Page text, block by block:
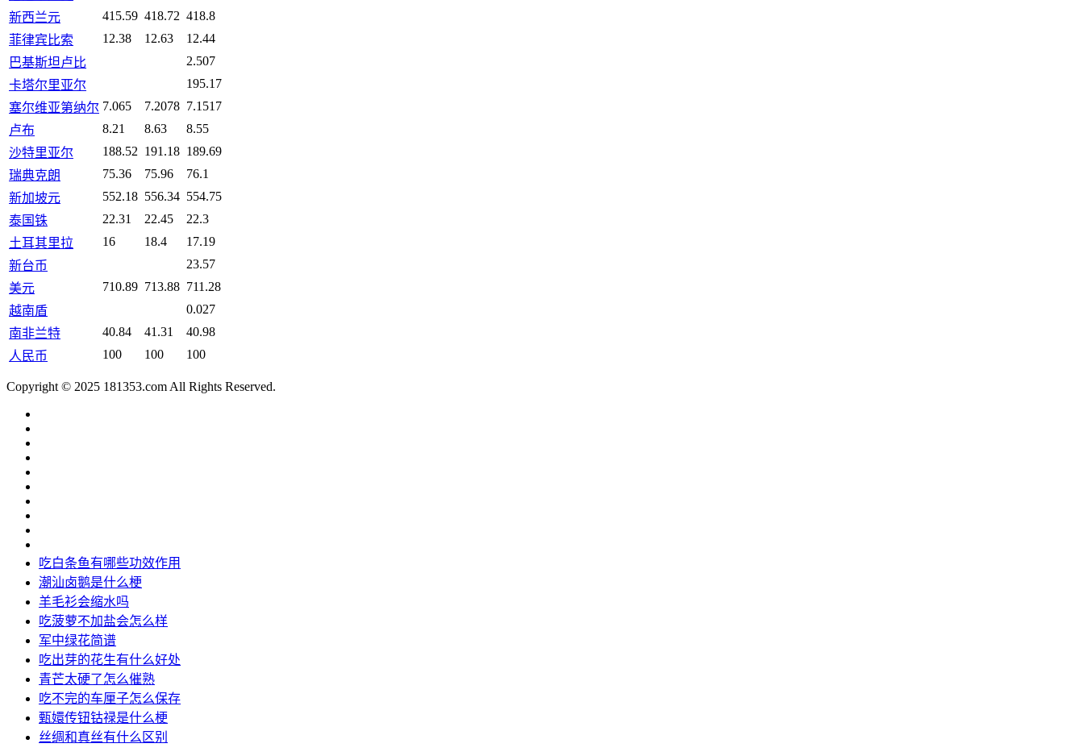
新西兰元
415.59 418.72 418.8
菲律宾比索
12.38 12.63
12.44
巴基斯坦卢比
2.507
卡塔尔里亚尔
195.17
塞尔维亚第纳尔 7.065 7.2078 7.1517
卢布
8.21 8.63
8.55
沙特里亚尔
188.52 191.18 189.69
瑞典克朗
75.36 75.96
76.1
新加坡元
552.18 556.34 554.75
泰国铢
22.31 22.45
22.3
土耳其里拉
16 18.4
17.19
新台币
23.57
美元
710.89 713.88 711.28
越南盾
0.027
南非兰特
40.84 41.31
40.98
人民币
100 100 100
Copyright © 2025 181353.com All Rights Reserved.
吃白条鱼有哪些功效作用
潮汕卤鹅是什么梗
羊毛衫会缩水吗
吃菠萝不加盐会怎么样
军中绿花简谱
吃出芽的花生有什么好处
青芒太硬了怎么催熟
吃不完的车厘子怎么保存
甄嬛传钮钴禄是什么梗
丝绸和真丝有什么区别